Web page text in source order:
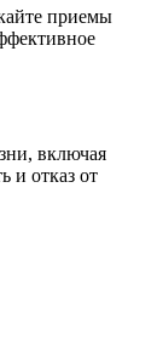
приемы
включая
и отказ от